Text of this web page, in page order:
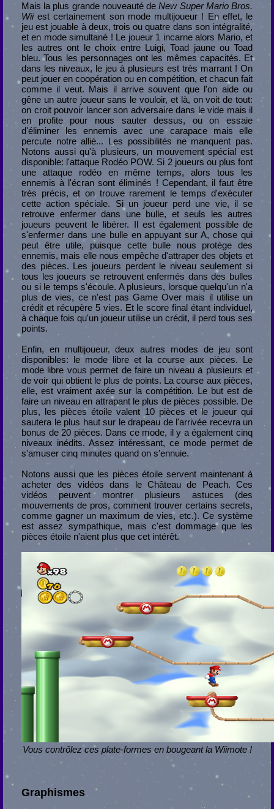
Mais la plus grande nouveauté deNew Super Mario Bros.
Wiiest certainement son mode multijoueur ! En effet, le
jeu est jouable à deux, trois ou quatre dans son intégralité,
et en mode simultané ! Le joueur 1 incarne alors Mario, et
les autres ont le choix entre Luigi, Toad jaune ou Toad
bleu. Tous les personnages ont les mêmes capacités. Et
dans les niveaux, le jeu à plusieurs est très marrant ! On
peut jouer en coopération ou en compétition, et chacun fait
comme il veut. Mais il arrive souvent que l'on aide ou
gêne un autre joueur sans le vouloir, et là, on voit de tout:
on croit pouvoir lancer son adversaire dans le vide mais il
en profite pour nous sauter dessus, ou on essaie
d'éliminer les ennemis avec une carapace mais elle
percute notre allié... Les possibilités ne manquent pas.
Notons aussi qu'à plusieurs, un mouvement spécial est
disponible: l'attaque Rodéo POW. Si 2 joueurs ou plus font
une attaque rodéo en même temps, alors tous les
ennemis à l'écran sont éliminés ! Cependant, il faut être
très précis, et on trouve rarement le temps d'exécuter
cette action spéciale. Si un joueur perd une vie, il se
retrouve enfermer dans une bulle, et seuls les autres
joueurs peuvent le libérer. Il est également possible de
s'enfermer dans une bulle en appuyant sur A, chose qui
peut être utile, puisque cette bulle nous protège des
ennemis, mais elle nous empêche d'attraper des objets et
des pièces. Les joueurs perdent le niveau seulement si
tous les joueurs se retrouvent enfermés dans des bulles
ou si le temps s'écoule. A plusieurs, lorsque quelqu'un n'a
plus de vies, ce n'est pas Game Over mais il utilise un
crédit et récupère 5 vies. Et le score final étant individuel,
à chaque fois qu'un joueur utilise un crédit, il perd tous ses
points.
Enfin, en multijoueur, deux autres modes de jeu sont
disponibles: le mode libre et la course aux pièces. Le
mode libre vous permet de faire un niveau à plusieurs et
de voir qui obtient le plus de points. La course aux pièces,
elle, est vraiment axée sur la compétition. Le but est de
faire un niveau en attrapant le plus de pièces possible. De
plus, les pièces étoile valent 10 pièces et le joueur qui
sautera le plus haut sur le drapeau de l'arrivée recevra un
bonus de 20 pièces. Dans ce mode, il y a également cinq
niveaux inédits. Assez intéressant, ce mode permet de
s'amuser cinq minutes quand on s'ennuie.
Notons aussi que les pièces étoile servent maintenant à
acheter des vidéos dans le Château de Peach. Ces
vidéos peuvent montrer plusieurs astuces (des
mouvements de pros, comment trouver certains secrets,
comme gagner un maximum de vies, etc.). Ce système
est assez sympathique, mais c'est dommage que les
pièces étoile n'aient plus que cet intérêt.
Vous contrôlez ces plate-formes en bougeant la Wiimote !
Graphismes